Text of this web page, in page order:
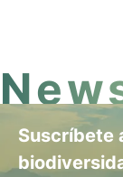
Suscríbete